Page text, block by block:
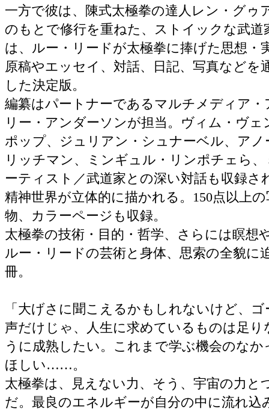
一方で彼は、陳式太極拳の達人レン・グゥ
のもとで修行を重ねた、ストイックな武道
は、ルー・リードが太極拳に捧げた思想・
原稿やエッセイ、対話、日記、写真などを
した決定版。
編纂はパートナーであるマルチメディア
リー・アンダーソンが担当。ヴィム・ヴ
ポップ、ジュリアン・シュナーベル、ア
リッチマン、ミンギュル・リンポチェら
ーティスト／武道家との深い対話も収録さ
精神世界が立体的に描かれる。150点以上
物、カラーページも収録。
太極拳の技術・目的・哲学、さらには瞑想
ルー・リードの芸術と身体、思索の全貌に
冊。
「大げさに聞こえるかもしれないけど、
声だけじゃ、人生に求めているものは足
うに成熟したい。これまで学ぶ機会のな
ほしい……。
太極拳は、見えない力、そう、宇宙の力と
だ。最良のエネルギーが自分の中に流れ込